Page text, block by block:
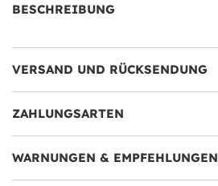
BESCHREIBUNG
VERSAND UND RÜCKSENDUNG
ZAHLUNGSARTEN
WARNUNGEN & EMPFEHLUNGEN